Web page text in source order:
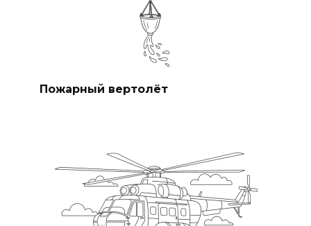
Пожарный вертолёт